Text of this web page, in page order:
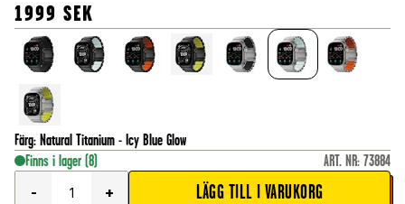
1999 SEK
Färg: Natural Titanium - Icy Blue Glow
Finns i lager (8) ART. NR: 73884
-
+ LÄGG TILL I VARUKORG